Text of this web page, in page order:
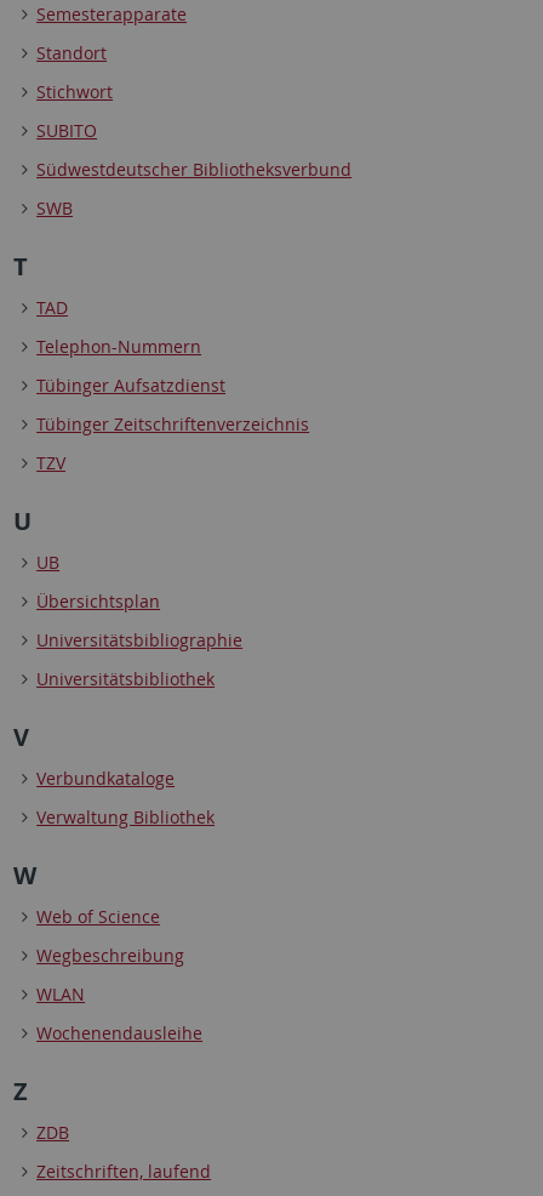
Semesterapparate
Standort
Stichwort
SUBITO
Südwestdeutscher Bibliotheksverbund
SWB
T
TAD
Telephon-Nummern
Tübinger Aufsatzdienst
Tübinger Zeitschriftenverzeichnis
TZV
U
UB
Übersichtsplan
Universitätsbibliographie
Universitätsbibliothek
V
Verbundkataloge
Verwaltung Bibliothek
W
Web of Science
Wegbeschreibung
WLAN
Wochenendausleihe
Z
ZDB
Zeitschriften, laufend